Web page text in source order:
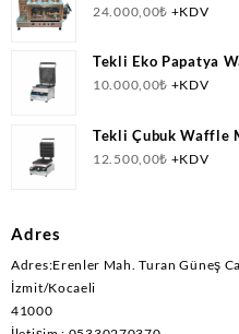
24.000,00₺ +KDV
Tekli Eko Papatya
10.000,00₺ +KDV
Tekli Çubuk Waffle
12.500,00₺ +KDV
Adres
Adres:Erenler Mah. Turan Güneş
İzmit/Kocaeli
41000